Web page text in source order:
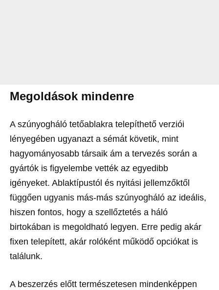
Megoldások mindenre
A szúnyogháló tetőablakra telepíthető verziói
lényegében ugyanazt a sémát követik, mint
hagyományosabb társaik ám a tervezés során a
gyártók is figyelembe vették az egyedibb
igényeket. Ablaktípustól és nyitási jellemzőktől
függően ugyanis más-más szúnyogháló az ideális,
hiszen fontos, hogy a szellőztetés a háló
birtokában is megoldható legyen. Erre pedig akár
fixen telepített, akár rolóként működő opciókat is
találunk.
A beszerzés előtt természetesen mindenképpen